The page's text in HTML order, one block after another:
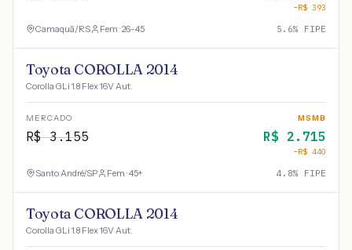
−R$ 393
Camaquã/RS Fem · 26-45 5.6% FIPE
Toyota COROLLA 2014
Corolla GLi 1.8 Flex 16V Aut.
MERCADO
R$3.155
MSMB
R$ 2.715
−R$ 440
Santo André/SP Fem · 45+ 4.8% FIPE
Toyota COROLLA 2014
Corolla GLi 1.8 Flex 16V Aut.